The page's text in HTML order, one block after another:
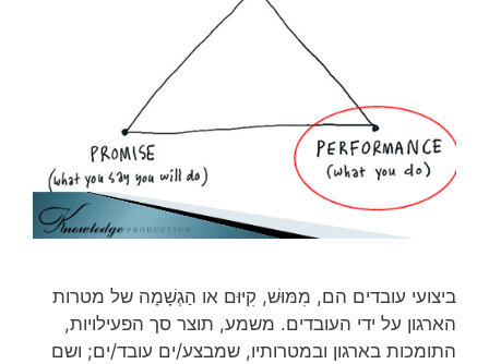
ביצועי עובדים הם, מִמּוּשׁ, קִיּוּם או הַגְשָׁמָה של מטרות
הארגון על ידי העובדים. משמע, תוצר סך הפעילויות,
התומכות בארגון ובמטרותיו, שמבצע/ים עובד/ים; ושם